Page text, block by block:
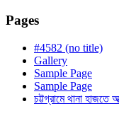
Pages
#4582 (no title)
Gallery
Sample Page
Sample Page
চট্টগ্রামে থানা হাজতে